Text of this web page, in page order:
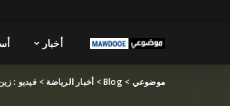
أخبار
موضوعي >
Blog
> أخبار الرياضة >فيديو :